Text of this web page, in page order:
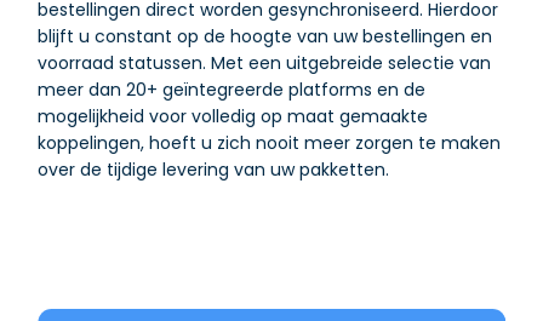
bestellingen direct worden gesynchroniseerd. Hierdoor
blijft u constant op de hoogte van uw bestellingen en
voorraad statussen. Met een uitgebreide selectie van
meer dan 20+ geïntegreerde platforms en de
mogelijkheid voor volledig op maat gemaakte
koppelingen, hoeft u zich nooit meer zorgen te maken
over de tijdige levering van uw pakketten.